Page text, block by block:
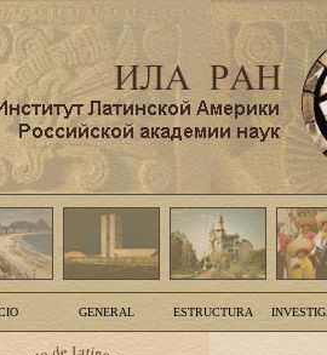
GENERAL ESTRUCTURA